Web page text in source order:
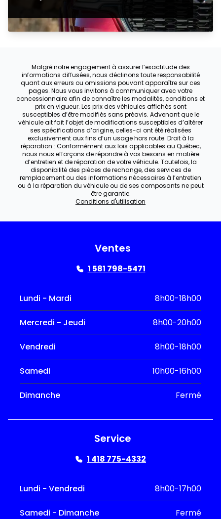
Malgré notre engagement à assurer l’exactitude des
informations diffusées, nous déclinons toute responsabilité
quant aux erreurs ou omissions pouvant apparaître sur ces
pages. Nous vous invitons à communiquer avec votre
concessionnaire afin de connaître les modalités, conditions et
prix en vigueur. Les prix des véhicules affichés sont
susceptibles d’être modifiés sans préavis. Advenant que le
véhicule ait fait l’objet de modifications susceptibles d’altérer
ses spécifications d’origine, celles-ci ont été réalisées
exclusivement aux fins d’un usage hors route. Droit à la
réparation : Conformément aux lois applicables au Québec,
nous nous efforçons de répondre à vos besoins en matière
d’entretien et de réparation de votre véhicule. Toutefois, la
disponibilité des pièces de rechange, des services de
remplacement ou des informations nécessaires à l’entretien
ou à la réparation du véhicule ou de ses composants ne peut
être garantie.
Conditions d'utilisation
Ventes
1 581 798-5471
Lundi - Mardi 8h00-18h00
Mercredi - Jeudi 8h00-20h00
Vendredi 8h00-18h00
Samedi 10h00-16h00
Dimanche Fermé
Service
1 418 775-4332
Lundi - Vendredi 8h00-17h00
Samedi - Dimanche Fermé